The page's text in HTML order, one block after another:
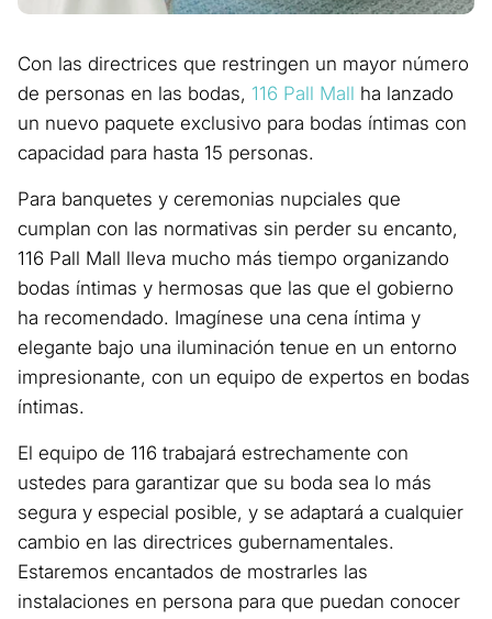
Con las directrices que restringen un mayor número
de personas en las bodas, 116 Pall Mall ha lanzado
un nuevo paquete exclusivo para bodas íntimas con
capacidad para hasta 15 personas.
Para banquetes y ceremonias nupciales que
cumplan con las normativas sin perder su encanto,
116 Pall Mall lleva mucho más tiempo organizando
bodas íntimas y hermosas que las que el gobierno
ha recomendado. Imagínese una cena íntima y
elegante bajo una iluminación tenue en un entorno
impresionante, con un equipo de expertos en bodas
íntimas.
El equipo de 116 trabajará estrechamente con
ustedes para garantizar que su boda sea lo más
segura y especial posible, y se adaptará a cualquier
cambio en las directrices gubernamentales.
Estaremos encantados de mostrarles las
instalaciones en persona para que puedan conocer